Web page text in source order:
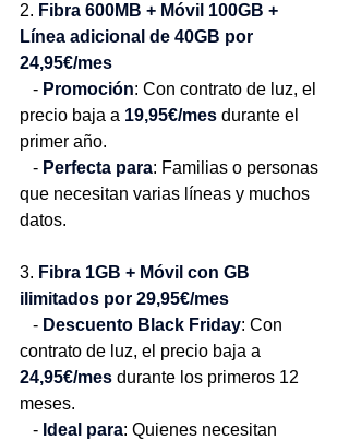
2. Fibra 600MB + Móvil 100GB +
Línea adicional de 40GB por
24,95€/mes
   -
Promoción: Con contrato de luz, el
precio baja a 19,95€/mes durante el
primer año.
   -
Perfecta para: Familias o personas
que necesitan varias líneas y muchos
datos.
3. Fibra 1GB + Móvil con GB
ilimitados por 29,95€/mes
   -
Descuento Black Friday: Con
contrato de luz, el precio baja a
24,95€/mes durante los primeros 12
meses.
   -
Ideal para: Quienes necesitan